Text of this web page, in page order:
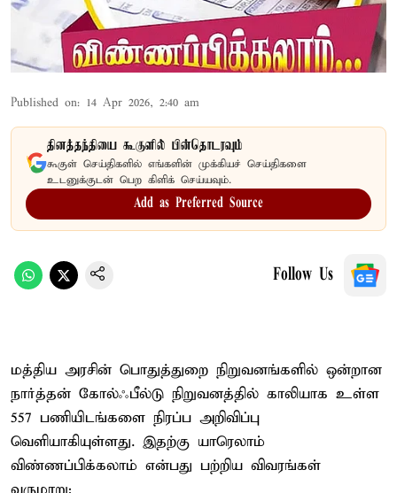
Published on: 14 Apr 2026, 2:40 am
தினத்தந்தியை கூகுளில் பின்தொடரவும்
கூகுள் செய்திகளில் எங்களின் முக்கியச் செய்திகளை
உடனுக்குடன் பெற கிளிக் செய்யவும்.
Add as Preferred Source
Follow Us
மத்திய அரசின் பொதுத்துறை நிறுவனங்களில் ஒன்றான
நார்த்தன் கோல்ஃபீல்டு நிறுவனத்தில் காலியாக உள்ள
557 பணியிடங்களை நிரப்ப அறிவிப்பு
வெளியாகியுள்ளது. இதற்கு யாரெலாம்
விண்ணப்பிக்கலாம் என்பது பற்றிய விவரங்கள்